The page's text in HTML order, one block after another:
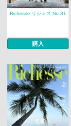
Richesse リシェス No.31
購入